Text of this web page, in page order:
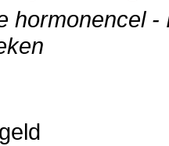
hormonencel